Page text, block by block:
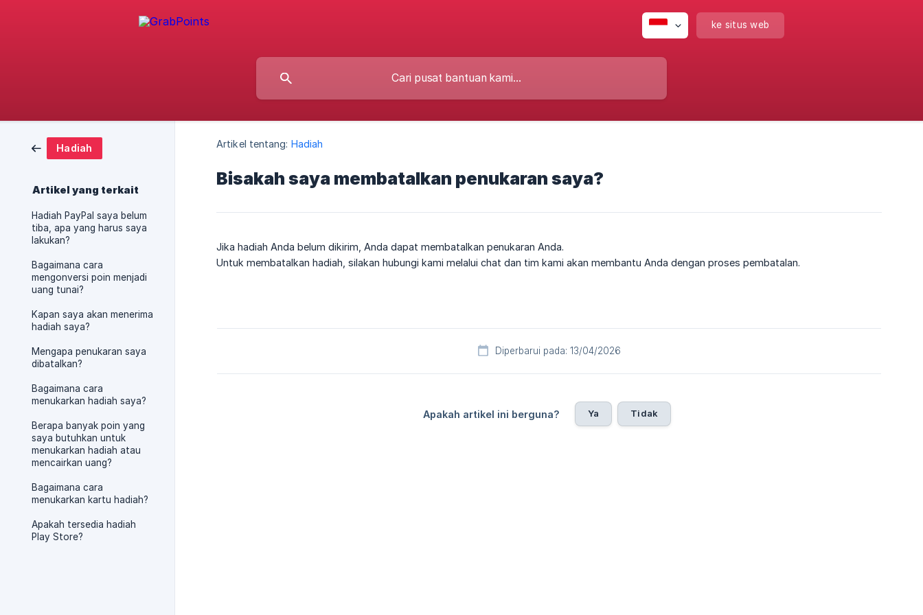
ke situs web
Hadiah
Artikel yang terkait
Hadiah PayPal saya belum
tiba, apa yang harus saya
lakukan?
Bagaimana cara
mengonversi poin menjadi
uang tunai?
Kapan saya akan menerima
hadiah saya?
Mengapa penukaran saya
dibatalkan?
Bagaimana cara
menukarkan hadiah saya?
Berapa banyak poin yang
saya butuhkan untuk
menukarkan hadiah atau
mencairkan uang?
Bagaimana cara
menukarkan kartu hadiah?
Apakah tersedia hadiah
Play Store?
Artikel tentang: Hadiah
Bisakah saya membatalkan penukaran saya?
Jika hadiah Anda belum dikirim, Anda dapat membatalkan penukaran Anda.
Untuk membatalkan hadiah, silakan hubungi kami melalui chat dan tim kami akan membantu Anda dengan proses pembatalan.
Diperbarui pada: 13/04/2026
Apakah artikel ini berguna? Ya Tidak